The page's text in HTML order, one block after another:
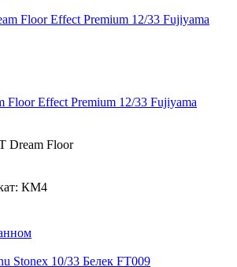
Effect Premium 12/33 Fujiyama
Dream Floor
КМ4